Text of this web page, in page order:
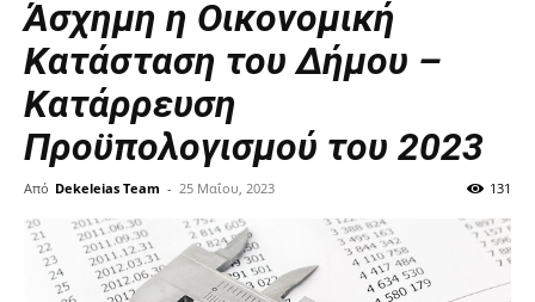
Άσχημη η Οικονομική
Κατάσταση του Δήμου –
Κατάρρευση
Προϋπολογισμού του 2023
Από Dekeleias Team - 25 Μαΐου, 2023 131